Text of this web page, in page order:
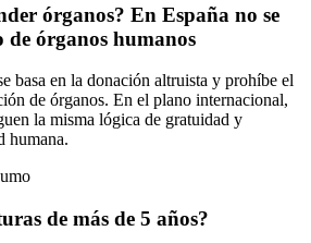
órganos? En España no se
de órganos humanos
basa en la donación altruista y prohíbe el
de órganos. En el plano internacional,
la misma lógica de gratuidad y
humana.
de más de 5 años?